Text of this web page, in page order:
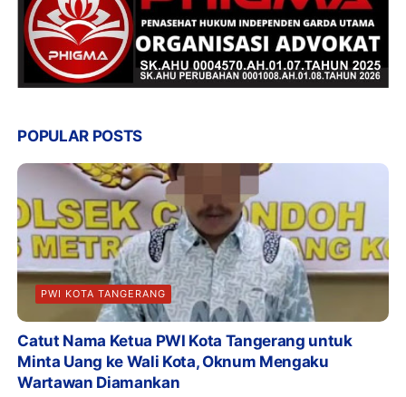
POPULAR POSTS
PWI KOTA TANGERANG
Catut Nama Ketua PWI Kota Tangerang untuk
Minta Uang ke Wali Kota, Oknum Mengaku
Wartawan Diamankan